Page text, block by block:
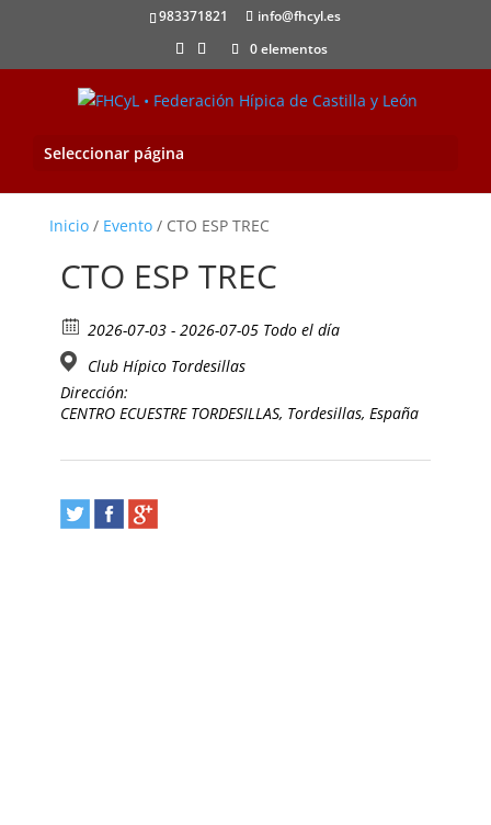
983371821
info@fhcyl.es
0 elementos
Seleccionar página
Inicio/ Evento/ CTO ESP TREC
CTO ESP TREC
2026-07-03 - 2026-07-05 Todo el día
Club Hípico Tordesillas
Dirección:
CENTRO ECUESTRE TORDESILLAS, Tordesillas, España